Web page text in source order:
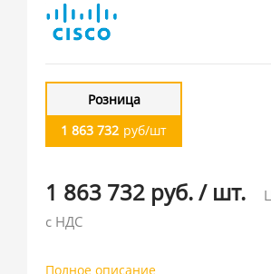
Розница
1 863 732 руб/шт
1 863 732 руб./ шт.
с НДС
Полное описание